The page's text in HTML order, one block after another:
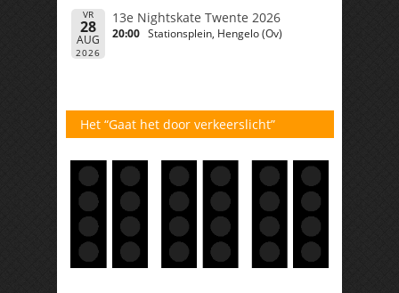
VR
28
AUG
2026
13e Nightskate Twente 2026
20:00 Stationsplein, Hengelo (Ov)
Het “Gaat het door verkeerslicht”